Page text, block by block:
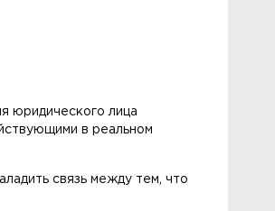
юридического лица
в реальном
связь между тем, что